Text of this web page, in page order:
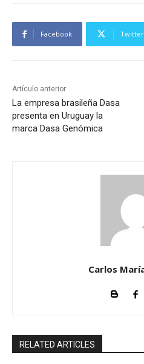
Facebook Twitter
Artículo anterior
La empresa brasileña Dasa
presenta en Uruguay la
marca Dasa Genómica
Carlos
RELATED ARTICLES